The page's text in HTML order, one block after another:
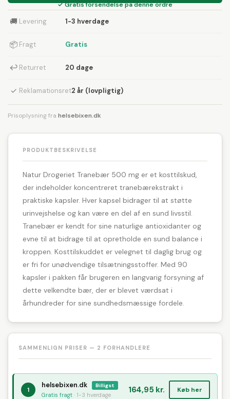
✓ Gratis forsendelse på denne ordre
🚚 Levering 1-3 hverdage
📦 Fragt Gratis
↩ Returret 20 dage
✓ Reklamationsret2 år (lovpligtig)
Prisoplysning fra helsebixen.dk
PRODUKTBESKRIVELSE
Natur Drogeriet Tranebær 500 mg er et kosttilskud,
der indeholder koncentreret tranebærekstrakt i
praktiske kapsler. Hver kapsel bidrager til at støtte
urinvejshelse og kan være en del af en sund livsstil.
Tranebær er kendt for sine naturlige antioxidanter og
evne til at bidrage til at opretholde en sund balance i
kroppen. Kosttilskuddet er velegnet til daglig brug og
er fri for unødvendige tilsætningsstoffer. Med 90
kapsler i pakken får brugeren en langvarig forsyning af
dette velkendte bær, der er blevet værdsat i
århundreder for sine sundhedsmæssige fordele.
SAMMENLIGN PRISER — 2 FORHANDLERE
1
helsebixen.dk Billigst
Gratis fragt · 1-3 hverdage 164,95 kr. Køb her